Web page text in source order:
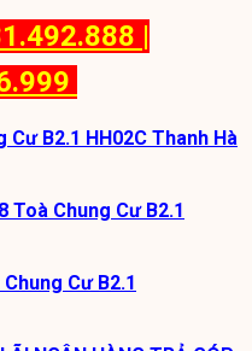
|
B2.1 HH02C Thanh Hà
Toà Chung Cư B2.1
Cư B2.1